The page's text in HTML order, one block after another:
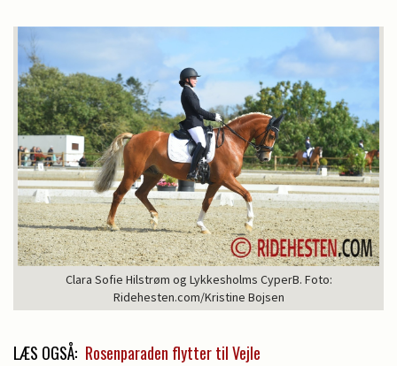
Clara Sofie Hilstrøm og Lykkesholms CyperB. Foto:
Ridehesten.com/Kristine Bojsen
LÆS OGSÅ: Rosenparaden flytter til Vejle